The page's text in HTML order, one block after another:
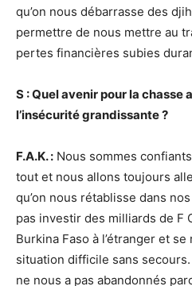
qu’on nous débarrasse des
permettre de nous mettre au
pertes financières subies
S : Quel avenir pour la chasse
l’insécurité grandissante ?
F.A.K. : Nous sommes
tout et nous allons toujours
qu’on nous rétablisse dans
pas investir des milliards de F
Burkina Faso à l’étranger et
situation difficile sans secours.
ne nous a pas abandonnés